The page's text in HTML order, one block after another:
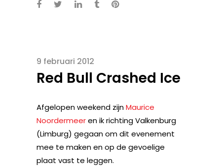
9 februari 2012
Red Bull Crashed Ice
Afgelopen weekend zijnMaurice
Noordermeeren ik richting Valkenburg
(Limburg) gegaan om dit evenement
mee te maken en op de gevoelige
plaat vast te leggen.